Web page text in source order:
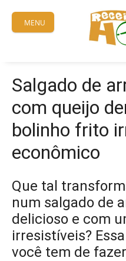
content
MENU
Salgado de
com queijo
bolinho frito
econômico
Que tal
num salgado de
delicioso e com
irresistíveis?
você tem de